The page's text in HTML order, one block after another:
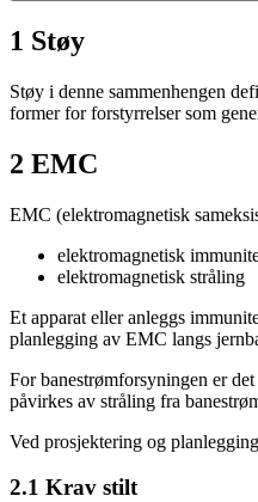
1 Støy
Støy i denne sammenhengen
former for forstyrrelser som
2 EMC
EMC (elektromagnetisk
elektromagnetisk
elektromagnetisk stråling
Et apparat eller anleggs
planlegging av EMC langs
For banestrømforsyningen er
påvirkes av stråling fra
Ved prosjektering og
2.1 Krav stilt